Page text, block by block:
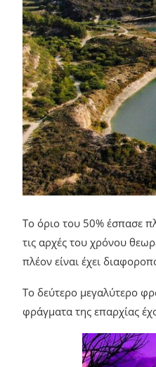
Το όριο του 50% έσπασε
τις αρχές του χρόνου
πλέον είναι έχει
Το δεύτερο μεγαλύτερο
φράγματα της επαρχίας